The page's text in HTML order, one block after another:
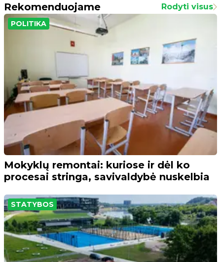
Rekomenduojame Rodyti visus
POLITIKA
Mokyklų remontai: kuriose ir dėl ko
procesai stringa, savivaldybė nuskelbia
STATYBOS